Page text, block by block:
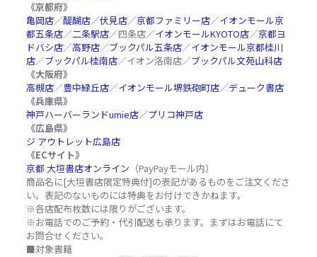
《京都府》
亀岡店／醍醐店／伏見店／京都ファミリー店／イオンモール京
都五条店／二条駅店／四条店／イオンモールKYOTO店／京都ヨ
ドバシ店／高野店／ブックパル五条店／イオンモール京都桂川
店／ブックパル桂南店／イオン洛南店／ブックパル文苑山科店
《大阪府》
高槻店／豊中緑丘店／イオンモール堺鉄砲町店／デューク書店
《兵庫県》
神戸ハーバーランドumie店／プリコ神戸店
《広島県》
ジ アウトレット広島店
《ECサイト》
京都 大垣書店オンライン （PayPayモール内）
商品名に[大垣書店限定特典付]の表記があるものをご注文くださ
い。表記のないものには特典をお付けできかねます。
※各店配布枚数には限りがございます。
※お電話でのご予約・代引配送も承ります。まずはお電話にて
お問合せください。
■対象書籍